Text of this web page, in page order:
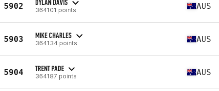
5902 DYLAN DAVIS
364101 points AUS
5903 MIKE CHARLES
364134 points AUS
5904 TRENT PADE
364187 points AUS